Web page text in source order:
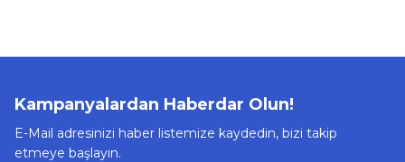
Kampanyalardan Haberdar Olun!
E-Mail adresinizi haber listemize kaydedin, bizi takip
etmeye başlayın.